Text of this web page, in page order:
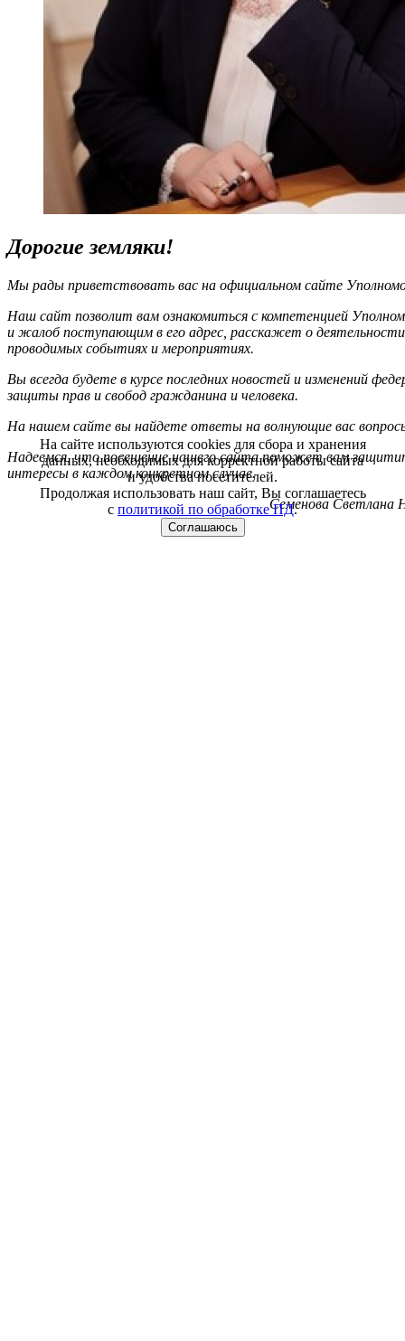
Дорогие земляки!
Мы рады приветствовать вас на официальном сайте
Наш сайт позволит вам ознакомиться с компетенцией
и жалоб поступающим в его адрес, расскажет о
проводимых событиях и мероприятиях.
Вы всегда будете в курсе последних новостей и изменений
защиты прав и свобод гражданина и человека.
На нашем сайте вы найдете ответы на волнующие вас
Надеемся, что посещение нашего сайта поможет вам
интересы в каждом конкретном случае.
Семенова Светлана
На сайте используются cookies для сбора и хранения
данных, необходимых для корректной работы сайта
и удобства посетителей.
Продолжая использовать наш сайт, Вы соглашаетесь
с политикой по обработке ПД.
Соглашаюсь